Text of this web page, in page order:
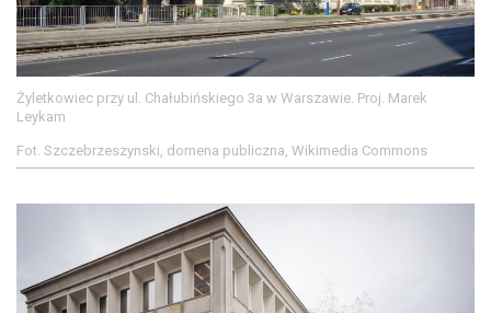
Żyletkowiec przy ul. Chałubińskiego 3a w Warszawie. Proj. Marek
Leykam
Fot. Szczebrzeszynski, domena publiczna, Wikimedia Commons